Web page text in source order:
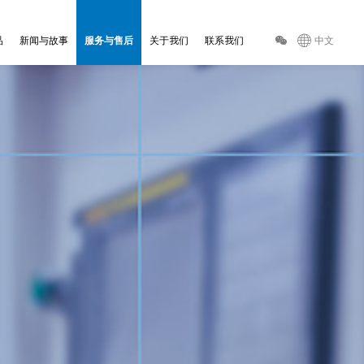
中文
新闻与故事 服务与售后 关于我们 联系我们